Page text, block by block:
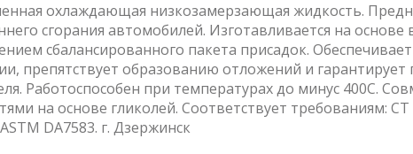
охлаждающая низкозамерзающая жидкость.
сгорания автомобилей. Изготавливается на основе
сбалансированного пакета присадок.
препятствует образованию отложений и
Работоспособен при температурах до минус 400С.
на основе гликолей. Соответствует требованиям: СТ
DA7583. г. Дзержинск